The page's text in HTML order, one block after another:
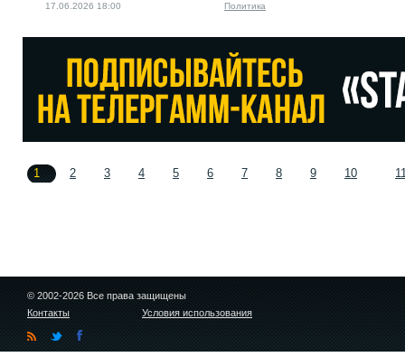
17.06.2026 18:00 Политика
1 2 3 4 5 6 7 8 9 10
© 2002-2026 Все права защищены
Контакты
Условия использования